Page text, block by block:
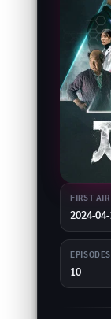
FIRST AIR
2024-
EPISODES
10